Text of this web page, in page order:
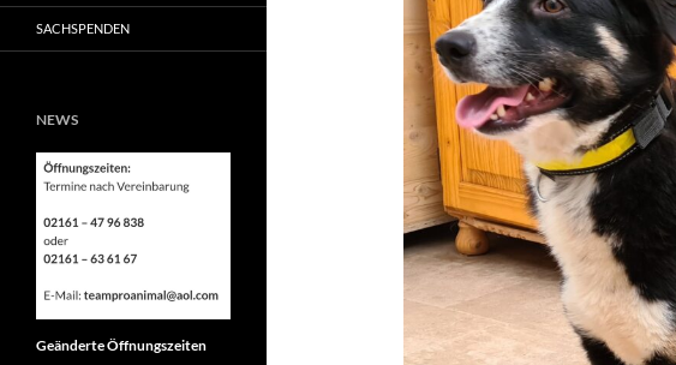
SACHSPENDEN
NEWS
Geänderte Öffnungszeiten